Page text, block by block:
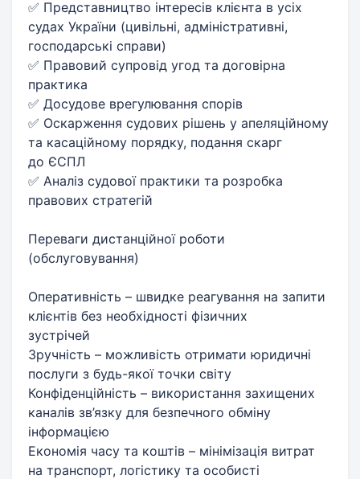
✅ Представництво інтересів клієнта в усіх
судах України (цивільні, адміністративні,
господарські справи)
✅ Правовий супровід угод та договірна
практика
✅ Досудове врегулювання спорів
✅ Оскарження судових рішень у апеляційному
та касаційному порядку, подання скарг
до ЄСПЛ
✅ Аналіз судової практики та розробка
правових стратегій
Переваги дистанційної роботи
(обслуговування)
Оперативність – швидке реагування на запити
клієнтів без необхідності фізичних
зустрічей
Зручність – можливість отримати юридичні
послуги з будь-якої точки світу
Конфіденційність – використання захищених
каналів зв’язку для безпечного обміну
інформацією
Економія часу та коштів – мінімізація витрат
на транспорт, логістику та особисті